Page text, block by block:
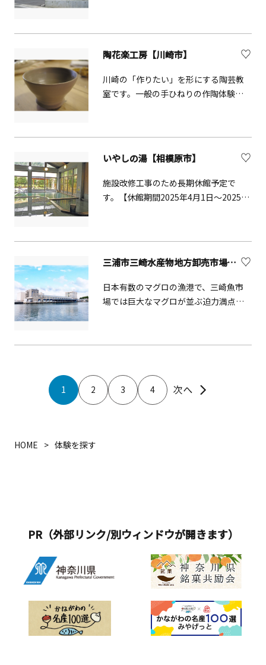
象の竹細工体験やうどん打ちなど季節
に応じた豊富な体験イベントが用意さ
れています。
陶花楽工房【川崎市】
川崎の「作りたい」を形にする陶芸教
室です。一般の手ひねりの作陶体験も
いやしの湯【相模原市】
施設改修工事のため長期休館予定で
す。【休館期間2025年4月1日～2025年
重なり合っている、富士山から丹沢山
地の基盤を形成する約500万年前の地下
深所で、結晶・固化した石英閃緑岩の
裂け目に沿って、長い年月をかけ涵養
（かんよう）された天然温泉です。
三浦市三崎水産物地方卸売市場（みさき魚市場）
日本有数のマグロの漁港で、三崎魚市
場では巨大なマグロが並ぶ迫力満点の
ら1000本程度の取引がされています。
ームページ等でご確認ください。
1
2 3 4
HOME 体験を探す
PR（外部リンク/別ウィンドウが開きます）